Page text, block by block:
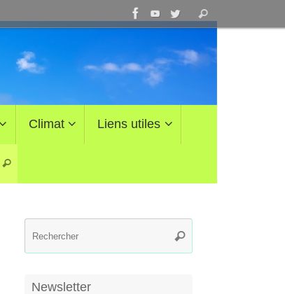
pour
:
Rechercher
Climat Liens utiles
Rechercher
Rechercher
Newsletter